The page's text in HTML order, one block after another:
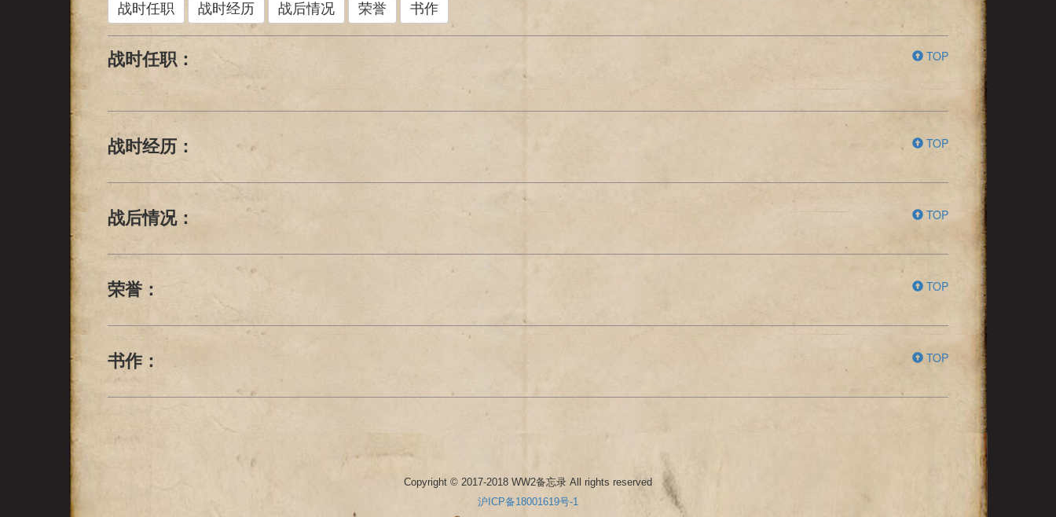
战时任职 战时经历 战后情况 荣誉 书作
战时任职： TOP
战时经历： TOP
战后情况： TOP
荣誉： TOP
书作： TOP
Copyright © 2017-2018 WW2备忘录 All rights reserved
沪ICP备18001619号-1